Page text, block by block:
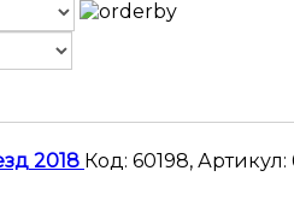
2018 Код: 60198, Артикул: